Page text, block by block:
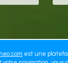
est une